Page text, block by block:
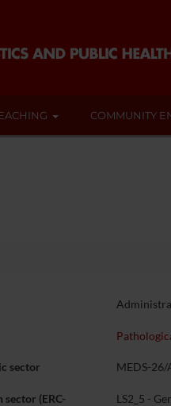
COMMUNITY
sector MEDS-
sector (ERC-
LS2_5 -